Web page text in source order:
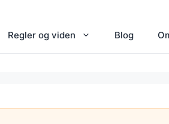
Regler og viden Blog